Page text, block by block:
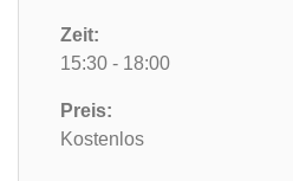
Zeit:
15:30 - 18:00
Preis:
Kostenlos